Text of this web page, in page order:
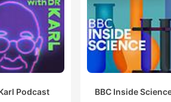
Podcast BBC Inside